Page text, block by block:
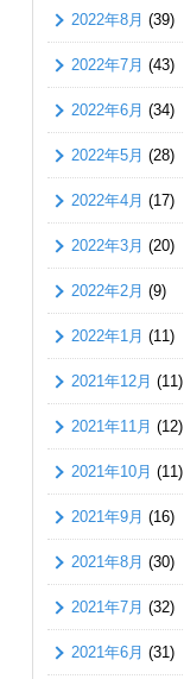
2022年8月 (39)
2022年7月 (43)
2022年6月 (34)
2022年5月 (28)
2022年4月 (17)
2022年3月 (20)
2022年2月 (9)
2022年1月 (11)
2021年12月 (11)
2021年11月 (12)
2021年10月 (11)
2021年9月 (16)
2021年8月 (30)
2021年7月 (32)
2021年6月 (31)